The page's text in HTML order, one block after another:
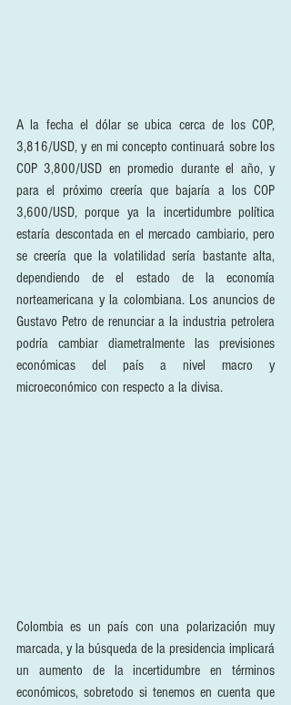
A la fecha el dólar se ubica cerca de los COP,
3,816/USD, y en mi concepto continuará sobre los
COP 3,800/USD en promedio durante el año, y
para el próximo creería que bajaría a los COP
3,600/USD, porque ya la incertidumbre política
estaría descontada en el mercado cambiario, pero
se creería que la volatilidad sería bastante alta,
dependiendo de el estado de la economía
norteamericana y la colombiana. Los anuncios de
Gustavo Petro de renunciar a la industria petrolera
podría cambiar diametralmente las previsiones
económicas del país a nivel macro y
microeconómico con respecto a la divisa.
Colombia es un país con una polarización muy
marcada, y la búsqueda de la presidencia implicará
un aumento de la incertidumbre en términos
económicos, sobretodo si tenemos en cuenta que